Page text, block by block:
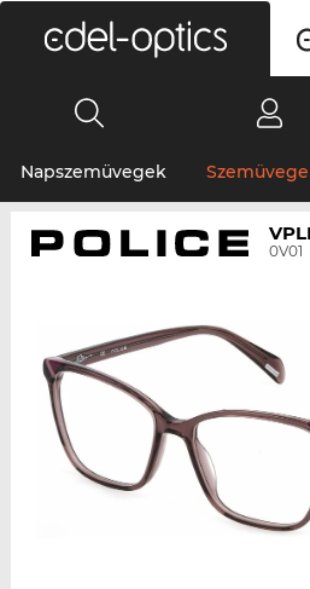
Napszemüvegek
0V01